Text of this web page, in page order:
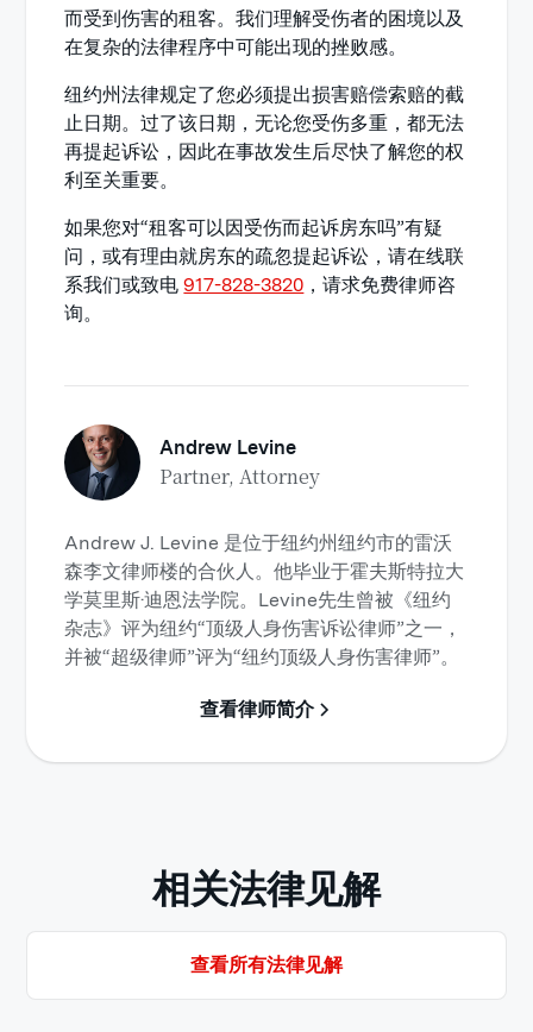
而受到伤害的租客。我们理解受伤者的困境以及
在复杂的法律程序中可能出现的挫败感。
纽约州法律规定了您必须提出损害赔偿索赔的截
止日期。过了该日期，无论您受伤多重，都无法
再提起诉讼，因此在事故发生后尽快了解您的权
利至关重要。
如果您对“租客可以因受伤而起诉房东吗”有疑
问，或有理由就房东的疏忽提起诉讼，请在线联
系我们或致电917-828-3820 ，请求免费律师咨
询。
Andrew Levine
Partner, Attorney
Andrew J. Levine 是位于纽约州纽约市的雷沃
森李文律师楼的合伙人。他毕业于霍夫斯特拉大
学莫里斯·迪恩法学院。Levine先生曾被《纽约
杂志》评为纽约“顶级人身伤害诉讼律师”之一，
并被“超级律师”评为“纽约顶级人身伤害律师”。
查看律师简介
相关法律见解
查看所有法律见解